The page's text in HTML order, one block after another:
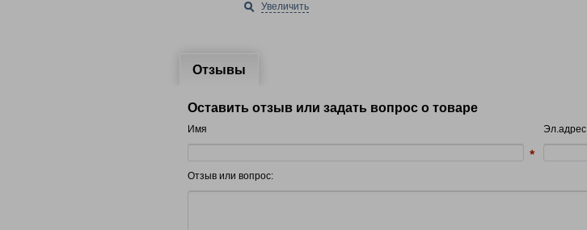
Увеличить
Отзывы
Оставить отзыв или задать вопрос о товаре
Имя Эл.адрес
Отзыв или вопрос: